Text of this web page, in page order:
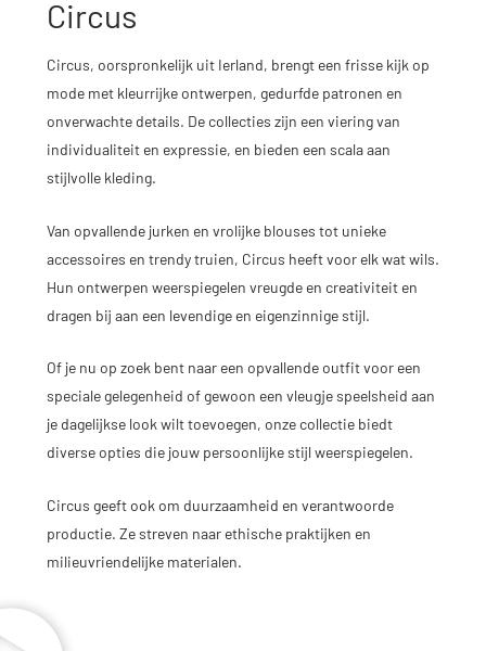
Circus
Circus, oorspronkelijk uit Ierland, brengt een frisse kijk op
mode met kleurrijke ontwerpen, gedurfde patronen en
onverwachte details. De collecties zijn een viering van
individualiteit en expressie, en bieden een scala aan
stijlvolle kleding.
Van opvallende jurken en vrolijke blouses tot unieke
accessoires en trendy truien, Circus heeft voor elk wat wils.
Hun ontwerpen weerspiegelen vreugde en creativiteit en
dragen bij aan een levendige en eigenzinnige stijl.
Of je nu op zoek bent naar een opvallende outfit voor een
speciale gelegenheid of gewoon een vleugje speelsheid aan
je dagelijkse look wilt toevoegen, onze collectie biedt
diverse opties die jouw persoonlijke stijl weerspiegelen.
Circus geeft ook om duurzaamheid en verantwoorde
productie. Ze streven naar ethische praktijken en
milieuvriendelijke materialen.